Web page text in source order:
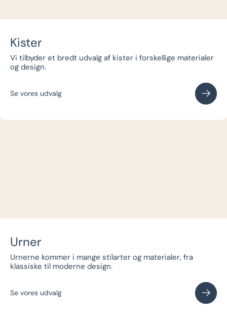
Kister
Vi tilbyder et bredt udvalg af kister i forskellige materialer
og design.
Se vores udvalg
Urner
Urnerne kommer i mange stilarter og materialer, fra
klassiske til moderne design.
Se vores udvalg